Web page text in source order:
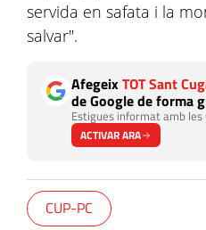
servida en safata i la
salvar".
AfegeixTOT Sant
de Google de forma
Estigues informat amb
ACTIVAR ARA
CUP-PC